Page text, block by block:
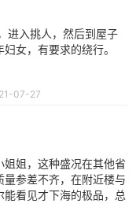
进入挑人，然后到屋子
女，有要求的绕行。
07-27
姐，这种盛况在其他省
参差不齐，在附近楼与
看见才下海的极品，总